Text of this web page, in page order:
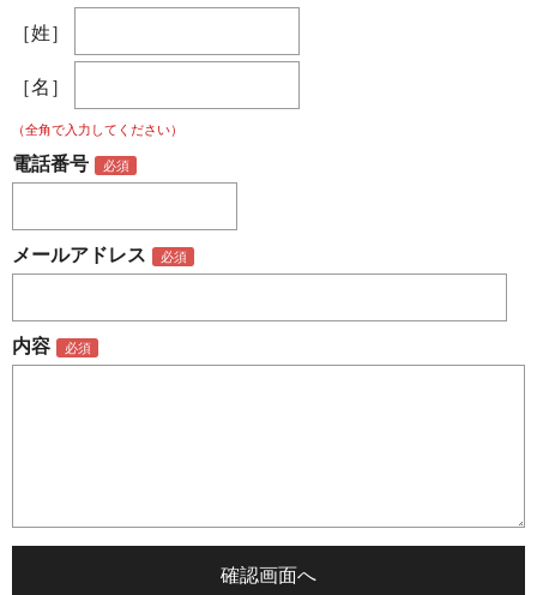
［姓］
［名］
（全角で入力してください）
電話番号
メールアドレス
内容